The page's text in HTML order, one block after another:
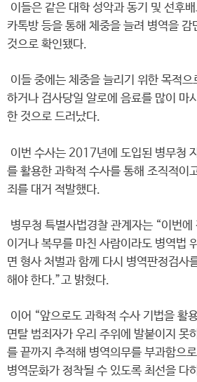
이들은 같은 대학 성악과 동기 및 선후
카톡방 등을 통해 체중을 늘려 병역을 감
것으로 확인됐다.
이들 중에는 체중을 늘리기 위한 목적
하거나 검사당일 알로에 음료를 많이 마
한 것으로 드러났다.
이번 수사는 2017년에 도입된 병무청
를 활용한 과학적 수사를 통해 조직적이
죄를 대거 적발했다.
병무청 특별사법경찰 관계자는 “이번
이거나 복무를 마친 사람이라도 병역법
면 형사 처벌과 함께 다시 병역판정검사
해야 한다.”고 밝혔다.
이어 “앞으로도 과학적 수사 기법을 활
면탈 범죄자가 우리 주위에 발붙이지 못
를 끝까지 추적해 병역의무를 부과함으
병역문화가 정착될 수 있도록 최선을 다